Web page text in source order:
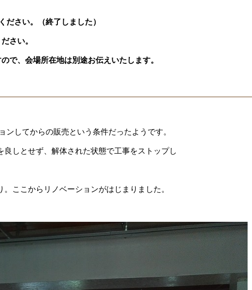
ださい。（終了しました）
さい。
で、会場所在地は別途お伝えいたします。
ンしてからの販売という条件だったようです。
しとせず、解体された状態で工事をストップし
ここからリノベーションがはじまりました。